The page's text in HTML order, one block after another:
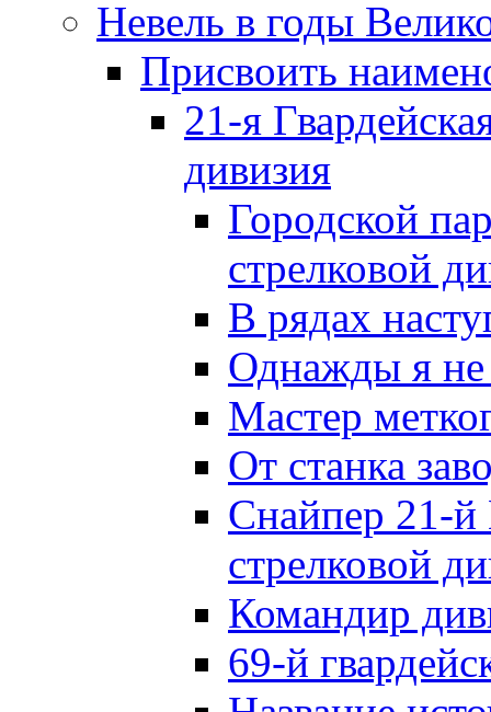
Невель в годы
Присвоить
21-я
дивизия
Городской
стрелковой
В рядах
Однажды я
Мастер
От станка
Снайпер 21-й
стрелковой
Командир
69-й